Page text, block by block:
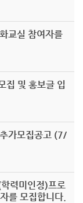
교실 참여자를
집 및 홍보글 입
가모집공고 (7/
력미인정)프로
를 모집합니다.